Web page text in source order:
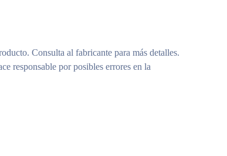
Consulta al fabricante para más detalles.
responsable por posibles errores en la